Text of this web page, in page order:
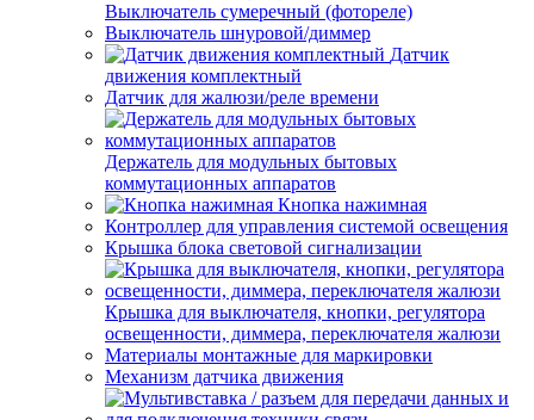
Выключатель сумеречный (фотореле)
Выключатель шнуровой/диммер
Датчик
движения комплектный
Датчик для жалюзи/реле времени
Держатель для модульных бытовых
коммутационных аппаратов
Кнопка нажимная
Контроллер для управления системой освещения
Крышка блока световой сигнализации
Крышка для выключателя, кнопки, регулятора
освещенности, диммера, переключателя жалюзи
Материалы монтажные для маркировки
Механизм датчика движения